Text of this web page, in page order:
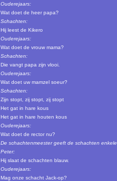
Ouderejaars:
Wat doet de heer papa?
Schachten:
Hij leest de Kikero
Ouderejaars:
Wat doet de vrouw mama?
Schachten:
Die vangt papa zijn vlooi.
Ouderejaars:
Wat doet uw mamzel soeur?
Schachten:
Zijn stopt, zij stopt, zij stopt
Het gat in hare kous
Het gat in hare houten kous
Ouderejaars:
Wat doet de rector nu?
De schachtenmeester geeft de schachten
Peter:
Hij slaat de schachten blauw.
Ouderejaars:
Mag onze schacht Jack-op?